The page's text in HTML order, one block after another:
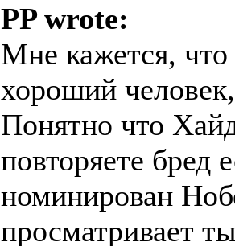
PP wrote:
Мне кажется,
хороший
Понятно что
повторяете бред
номинирован
просматривает